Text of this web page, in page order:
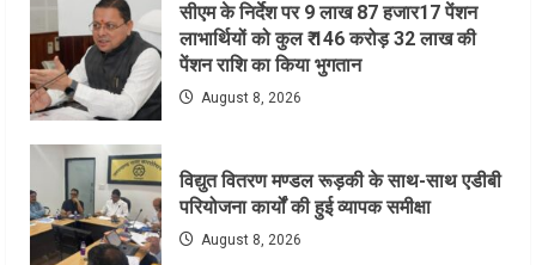
सीएम के निर्देश पर 9 लाख 87 हजार17 पेंशन
लाभार्थियों को कुल ₹ 146 करोड़ 32 लाख की
पेंशन राशि का किया भुगतान
August 8, 2026
विद्युत वितरण मण्डल रूड़की के साथ-साथ एडीबी
परियोजना कार्यों की हुई व्यापक समीक्षा
August 8, 2026